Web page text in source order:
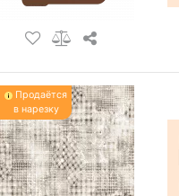
Продаётся
в нарезку